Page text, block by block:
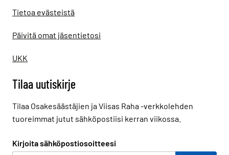
Tietoa evästeistä
Päivitä omat jäsentietosi
UKK
Tilaa uutiskirje
Tilaa Osakesäästäjien ja Viisas Raha -verkkolehden
tuoreimmat jutut sähköpostiisi kerran viikossa.
Kirjoita sähköpostiosoitteesi